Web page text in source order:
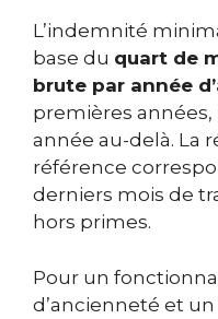
L’indemnité
base du quart de
brute par année
premières
année au-delà. La
référence
derniers mois de
hors primes.
Pour un
d’ancienneté et